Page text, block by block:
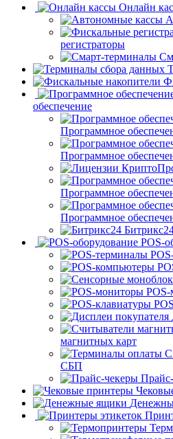
Онлайн
регистраторы
обеспечение
Программное
Программное
Программное
Программное
POS-
магнитных карт
СБП